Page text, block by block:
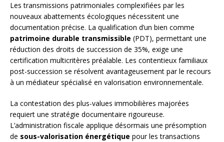
Les transmissions patrimoniales complexifiées par les
nouveaux abattements écologiques nécessitent une
documentation précise. La qualification d’un bien comme
patrimoine durable transmissible (PDT), permettant une
réduction des droits de succession de 35%, exige une
certification multicritères préalable. Les contentieux familiaux
post-succession se résolvent avantageusement par le recours
à un médiateur spécialisé en valorisation environnementale.
La contestation des plus-values immobilières majorées
requiert une stratégie documentaire rigoureuse.
L’administration fiscale applique désormais une présomption
de sous-valorisation énergétique pour les transactions